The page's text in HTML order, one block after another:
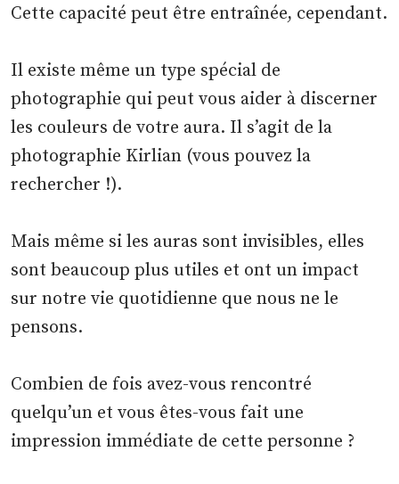
Cette capacité peut être entraînée, cependant.
Il existe même un type spécial de
photographie qui peut vous aider à discerner
les couleurs de votre aura. Il s’agit de la
photographie Kirlian (vous pouvez la
rechercher !).
Mais même si les auras sont invisibles, elles
sont beaucoup plus utiles et ont un impact
sur notre vie quotidienne que nous ne le
pensons.
Combien de fois avez-vous rencontré
quelqu’un et vous êtes-vous fait une
impression immédiate de cette personne ?